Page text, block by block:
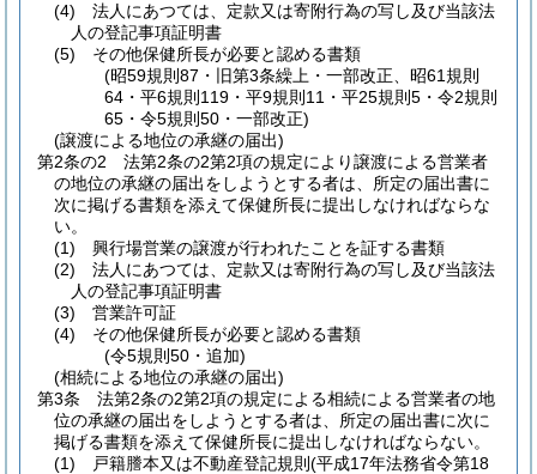
(4)
法人にあつては、定款又は寄附行為の写し及び当該法
人の登記事項証明書
(5)
その他保健所長が必要と認める書類
(昭59規則87・旧第3条繰上・一部改正、昭61規則
64・平6規則119・平9規則11・平25規則5・令2規則
65・令5規則50・一部改正)
(譲渡による地位の承継の届出)
第2条の2
法第2条の2第2項の規定により譲渡による営業者
の地位の承継の届出をしようとする者は、所定の届出書に
次に掲げる書類を添えて保健所長に提出しなければならな
い。
(1)
興行場営業の譲渡が行われたことを証する書類
(2)
法人にあつては、定款又は寄附行為の写し及び当該法
人の登記事項証明書
(3)
営業許可証
(4)
その他保健所長が必要と認める書類
(令5規則50・追加)
(相続による地位の承継の届出)
第3条
法第2条の2第2項の規定による相続による営業者の地
位の承継の届出をしようとする者は、所定の届出書に次に
掲げる書類を添えて保健所長に提出しなければならない。
(1)
戸籍謄本又は不動産登記規則 (平成17年法務省令第18